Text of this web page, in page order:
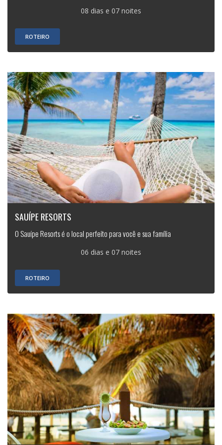
08 dias e 07 noites
ROTEIRO
SAUÍPE RESORTS
O Sauípe Resorts é o local perfeito para você e sua família
06 dias e 07 noites
ROTEIRO